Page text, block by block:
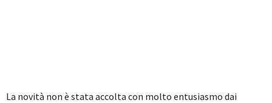
La novità non è stata accolta con molto entusiasmo dai